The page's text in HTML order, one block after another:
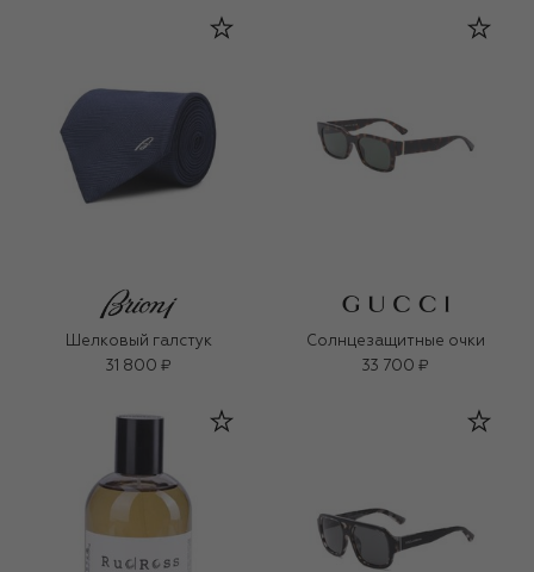
Шелковый галстук
31 800 ₽
Солнцезащитные очки
33 700 ₽